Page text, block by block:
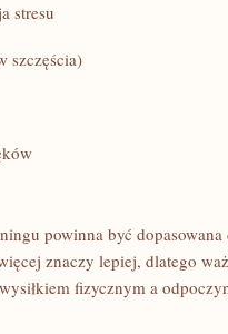
stresu
szczęścia)
powinna być
znaczy lepiej, dlatego
fizycznym⁣ a⁤